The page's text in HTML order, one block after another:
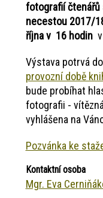
fotografií čtenářů
necestou 2017/
října v 16 hodin
Výstava potrvá
provozní době
bude probíhat
fotografii -
vyhlášena na
Pozvánka ke
Kontaktní osoba
Mgr. Eva